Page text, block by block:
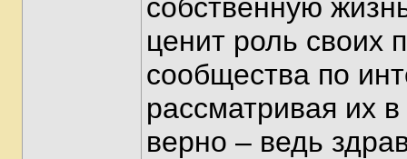
собственную
ценит роль своих
сообщества по
рассматривая их
верно – ведь